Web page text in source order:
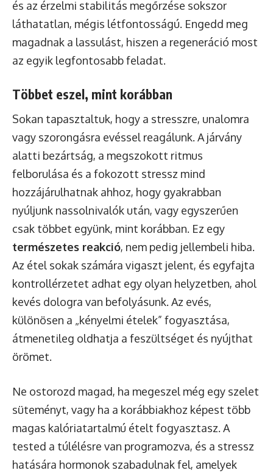
és az érzelmi stabilitás megőrzése sokszor
láthatatlan, mégis létfontosságú. Engedd meg
magadnak a lassulást, hiszen a regeneráció most
az egyik legfontosabb feladat.
Többet eszel, mint korábban
Sokan tapasztaltuk, hogy a stresszre, unalomra
vagy szorongásra evéssel reagálunk. A járvány
alatti bezártság, a megszokott ritmus
felborulása és a fokozott stressz mind
hozzájárulhatnak ahhoz, hogy gyakrabban
nyúljunk nassolnivalók után, vagy egyszerűen
csak többet együnk, mint korábban. Ez egy
természetes reakció, nem pedig jellembeli hiba.
Az étel sokak számára vigaszt jelent, és egyfajta
kontrollérzetet adhat egy olyan helyzetben, ahol
kevés dologra van befolyásunk. Az evés,
különösen a „kényelmi ételek” fogyasztása,
átmenetileg oldhatja a feszültséget és nyújthat
örömet.
Ne ostorozd magad, ha megeszel még egy szelet
süteményt, vagy ha a korábbiakhoz képest több
magas kalóriatartalmú ételt fogyasztasz. A
tested a túlélésre van programozva, és a stressz
hatására hormonok szabadulnak fel, amelyek